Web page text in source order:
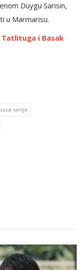
Duygu Sarisin,
u Marmarisu.
i Basak
serije